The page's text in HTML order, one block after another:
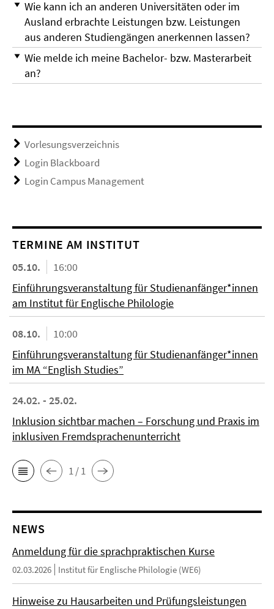
Wie kann ich an anderen Universitäten oder im
Ausland erbrachte Leistungen bzw. Leistungen
aus anderen Studiengängen anerkennen lassen?
Wie melde ich meine Bachelor- bzw. Masterarbeit
an?
Vorlesungsverzeichnis
Login Blackboard
Login Campus Management
TERMINE AM INSTITUT
05.10.
16:00
Einführungsveranstaltung für Studienanfänger*innen
am Institut für Englische Philologie
08.10.
10:00
Einführungsveranstaltung für Studienanfänger*innen
im MA “English Studies”
24.02. - 25.02.
Inklusion sichtbar machen – Forschung und Praxis im
inklusiven Fremdsprachenunterricht
1 / 1
NEWS
Anmeldung für die sprachpraktischen Kurse
02.03.2026 Institut für Englische Philologie (WE6)
Hinweise zu Hausarbeiten und Prüfungsleistungen